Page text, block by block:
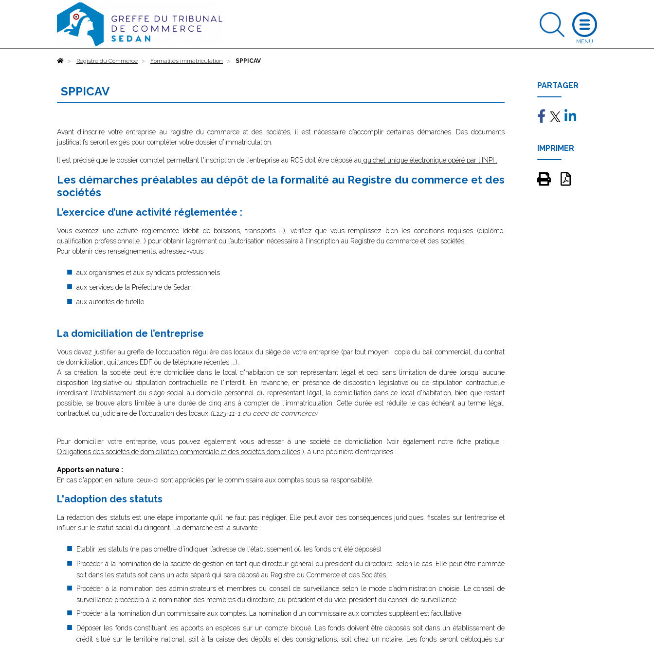
AccueilRegistre du Commerce Formalités immatriculation SPPICAV
SPPICAV
Avant d’inscrire votre entreprise au registre du commerce et des sociétés, il est nécessaire d’accomplir certaines démarches. Des documents
justificatifs seront exigés pour compléter votre dossier d’immatriculation.
Il est précisé que le dossier complet permettant l'inscription de l'entreprise au RCS doit être déposé au guichet unique électronique opéré par l'INPI
Les démarches préalables au dépôt de la formalité au Registre du commerce et des
sociétés
L’exercice d’une activité réglementée :
Vous exercez une activité réglementée (débit de boissons, transports ...), vérifiez que vous remplissez bien les conditions requises (diplôme,
qualification professionnelle...) pour obtenir l’agrément ou l’autorisation nécessaire à l’inscription au Registre du commerce et des sociétés.
Pour obtenir des renseignements, adressez-vous :
aux organismes et aux syndicats professionnels
aux services de la Préfecture de Sedan
aux autorités de tutelle
La domiciliation de l’entreprise
Vous devez justifier au greffe de l’occupation régulière des locaux du siège de votre entreprise (par tout moyen : copie du bail commercial, du contrat
de domiciliation, quittances EDF ou de téléphone récentes ...).
A sa création, la société peut être domiciliée dans le local d'habitation de son représentant légal et ceci sans limitation de durée lorsqu' aucune
disposition législative ou stipulation contractuelle ne l'interdit. En revanche, en présence de disposition législative ou de stipulation contractuelle
interdisant l'établissement du siège social au domicile personnel du représentant légal, la domiciliation dans ce local d'habitation, bien que restant
possible, se trouve alors limitée à une durée de cinq ans à compter de l'immatriculation. Cette durée est réduite le cas échéant au terme légal,
contractuel ou judiciaire de l'occupation des locaux (L123-11-1 du code de commerce).
Pour domicilier votre entreprise, vous pouvez également vous adresser à une société de domiciliation (voir également notre fiche pratique :
Obligations des sociétés de domiciliation commerciale et des sociétés domiciliées ), à une pépinière d’entreprises ...
Apports en nature :
En cas d'apport en nature, ceux-ci sont appréciés par le commissaire aux comptes sous sa responsabilité.
L'adoption des statuts
La rédaction des statuts est une étape importante qu’il ne faut pas négliger. Elle peut avoir des conséquences juridiques, fiscales sur l’entreprise et
influer sur le statut social du dirigeant. La démarche est la suivante :
Etablir les statuts (ne pas omettre d’indiquer l’adresse de l'établissement où les fonds ont été déposés)
Procéder à la nomination de la société de gestion en tant que directeur général ou président du directoire, selon le cas. Elle peut être nommée
soit dans les statuts soit dans un acte séparé qui sera déposé au Registre du Commerce et des Sociétés.
Procéder à la nomination des administrateurs et membres du conseil de surveillance selon le mode d’administration choisie. Le conseil de
surveillance procèdera à la nomination des membres du directoire, du président et du vice-président du conseil de surveillance.
Procéder à la nomination d’un commissaire aux comptes. La nomination d’un commissaire aux comptes suppléant est facultative.
Déposer les fonds constituant les apports en espèces sur un compte bloqué. Les fonds doivent être déposés soit dans un établissement de
crédit situé sur le territoire national, soit à la caisse des dépôts et des consignations, soit chez un notaire. Les fonds seront débloqués sur
PARTAGER
IMPRIMER